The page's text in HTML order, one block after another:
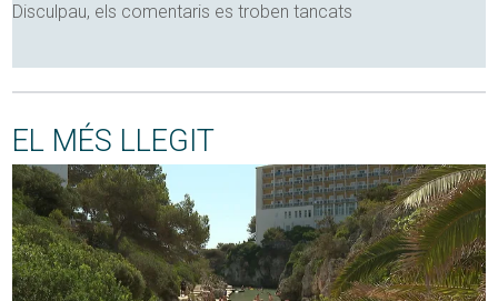
Disculpau, els comentaris es troben tancats
EL MÉS LLEGIT